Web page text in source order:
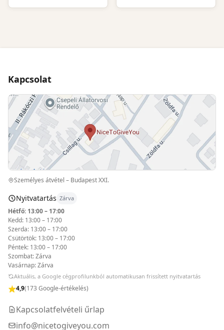
Kapcsolat
Személyes átvétel – Budapest XXI.
Nyitvatartás Zárva
Hétfő: 13:00 – 17:00
Kedd: 13:00 – 17:00
Szerda: 13:00 – 17:00
Csütörtök: 13:00 – 17:00
Péntek: 13:00 – 17:00
Szombat: Zárva
Vasárnap: Zárva
Aktuális, a Google cégprofilunkból automatikusan frissített nyitvatartás
4,9(173 Google-értékelés)
Kapcsolatfelvételi űrlap
info@nicetogiveyou.com